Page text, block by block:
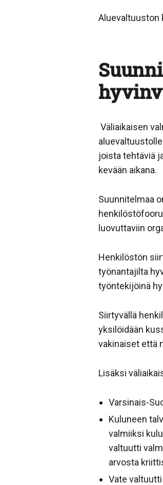
Aluevaltuuston
Väliaikaisen
joista tehtäviä
kevään aikana.
Suunnitelmaa
luovuttaviin
Henkilöstön
työnantajilta
työntekijöinä
Siirtyvällä
yksilöidään
vakinaiset että
Lisäksi
Varsinais-
Kuluneen
valmiiksi
valtuutti
arvosta
Vate